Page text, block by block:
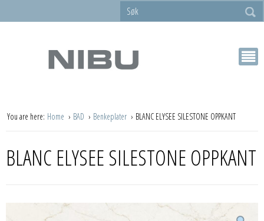
You are here: Home BAD Benkeplater BLANC ELYSEE SILESTONE OPPKANT
BLANC ELYSEE SILESTONE OPPKANT